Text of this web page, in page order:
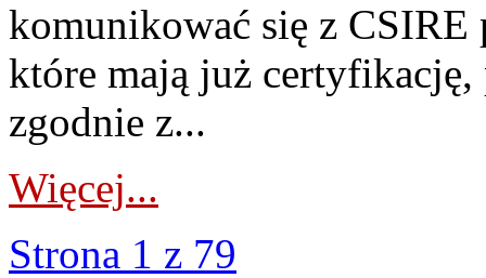
komunikować się z
które mają już
zgodnie z...
Więcej...
Strona 1 z 79